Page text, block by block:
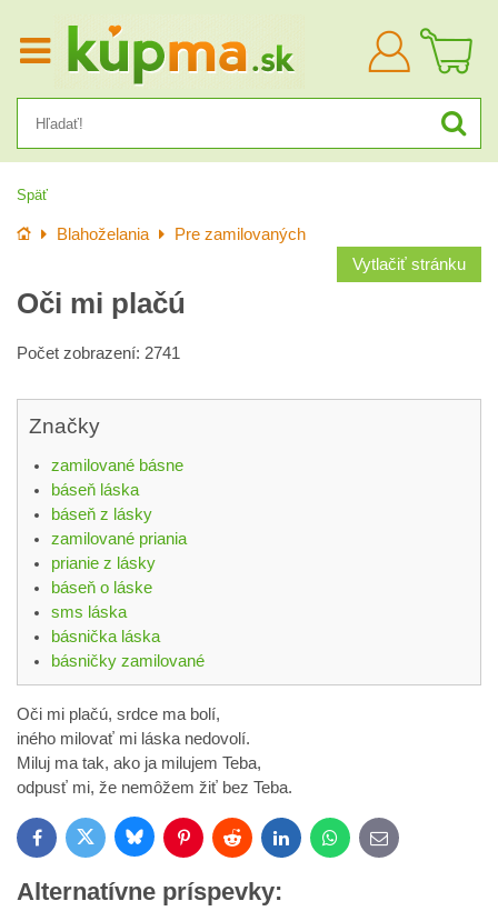
Prihlásiť
sa
Späť
Úvod Blahoželania
Pre zamilovaných
Vytlačiť stránku
Oči mi plačú
Počet zobrazení: 2741
Značky
zamilované básne
báseň láska
báseň z lásky
zamilované priania
prianie z lásky
báseň o láske
sms láska
básnička láska
básničky zamilované
Oči mi plačú, srdce ma bolí,
iného milovať mi láska nedovolí.
Miluj ma tak, ako ja milujem Teba,
odpusť mi, že nemôžem žiť bez Teba.
FacebookTwitter BlueskyPinterestReddit LinkedInWhatsApp
E-
mail
Alternatívne príspevky: